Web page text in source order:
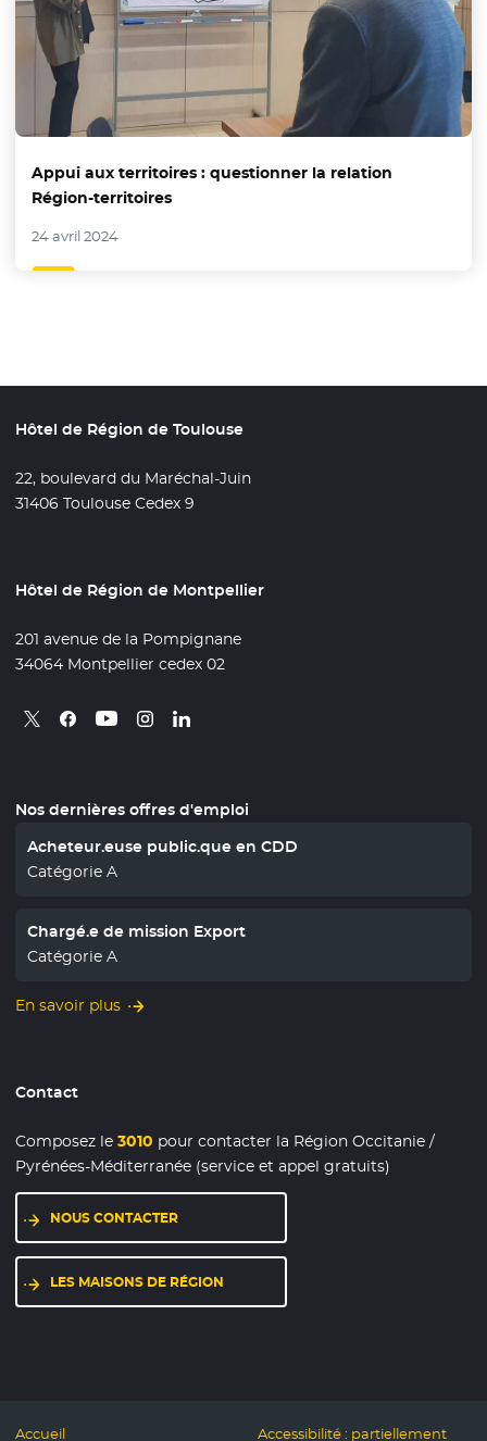
Appui aux territoires : questionner la relation
Région-territoires
24 avril 2024
Hôtel de Région de Toulouse
22, boulevard du Maréchal-Juin
31406 Toulouse Cedex 9
Hôtel de Région de Montpellier
201 avenue de la Pompignane
34064 Montpellier cedex 02
Retrouvez nous sur X
- Nouvelle fenêtre
Retrouvez nous sur Facebook
- Nouvelle fenêtre
Retrouvez nous sur Youtube
- Nouvelle fenêtre
Retrouvez nous sur Instagram
- Nouvelle fenêtre
Retrouvez nous sur Linkedin
- Nouvelle fenêtre
Nos dernières offres d'emploi
Acheteur.euse public.que en CDD
Catégorie A
Chargé.e de mission Export
Catégorie A
En savoir plus
Contact
Composez le3010 pour contacter la Région Occitanie /
Pyrénées-Méditerranée (service et appel gratuits)
NOUS CONTACTER
LES MAISONS DE RÉGION
Accueil Accessibilité : partiellement